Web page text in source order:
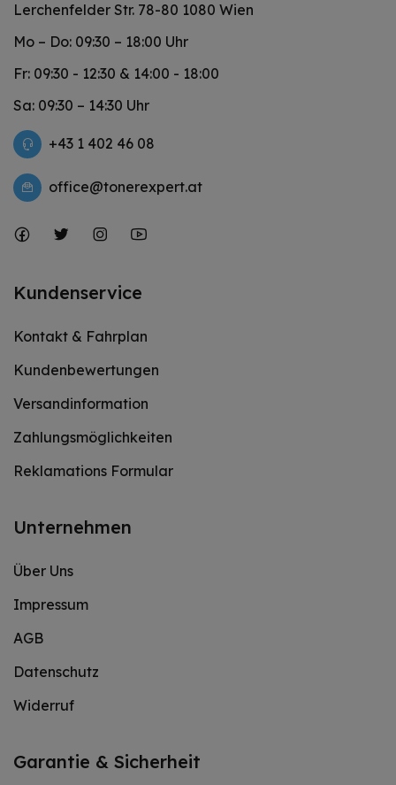
Lerchenfelder Str. 78-80 1080 Wien
Mo – Do: 09:30 – 18:00 Uhr
Fr: 09:30 - 12:30 & 14:00 - 18:00
Sa: 09:30 – 14:30 Uhr
+43 1 402 46 08
office@tonerexpert.at
Kundenservice
Kontakt & Fahrplan
Kundenbewertungen
Versandinformation
Zahlungsmöglichkeiten
Reklamations Formular
Unternehmen
Über Uns
Impressum
AGB
Datenschutz
Widerruf
Garantie & Sicherheit